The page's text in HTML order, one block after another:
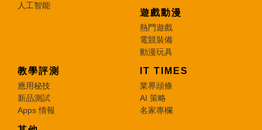
人工智能
遊戲動漫
熱門遊戲
電競裝備
動漫玩具
教學評測
應用秘技
新品測試
Apps 情報
IT TIMES
業界頭條
AI 策略
名家專欄